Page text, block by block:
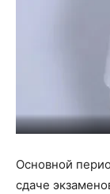
Основной
сдаче